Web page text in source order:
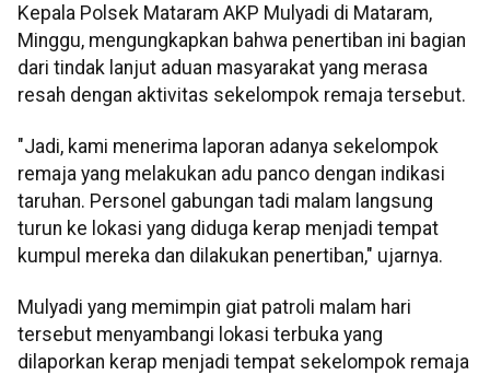
Kepala Polsek Mataram AKP Mulyadi di Mataram,
Minggu, mengungkapkan bahwa penertiban ini bagian
dari tindak lanjut aduan masyarakat yang merasa
resah dengan aktivitas sekelompok remaja tersebut.
"Jadi, kami menerima laporan adanya sekelompok
remaja yang melakukan adu panco dengan indikasi
taruhan. Personel gabungan tadi malam langsung
turun ke lokasi yang diduga kerap menjadi tempat
kumpul mereka dan dilakukan penertiban," ujarnya.
Mulyadi yang memimpin giat patroli malam hari
tersebut menyambangi lokasi terbuka yang
dilaporkan kerap menjadi tempat sekelompok remaja